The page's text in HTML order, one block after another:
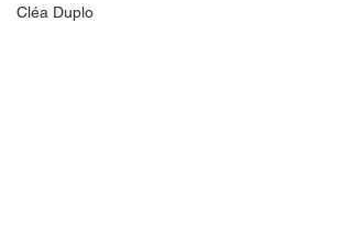
Cléa Duplo